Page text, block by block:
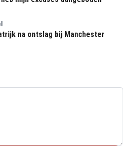
na ontslag bij Manchester